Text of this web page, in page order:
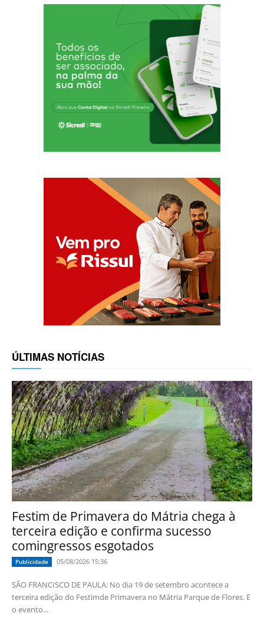
ÚLTIMAS NOTÍCIAS
Festim de Primavera do Mátria chega à
terceira edição e confirma sucesso
comingressos esgotados
Publicidade 05/08/2026 15:36
SÃO FRANCISCO DE PAULA: No dia 19 de setembro acontece a
terceira edição do Festimde Primavera no Mátria Parque de Flores. E
o evento...